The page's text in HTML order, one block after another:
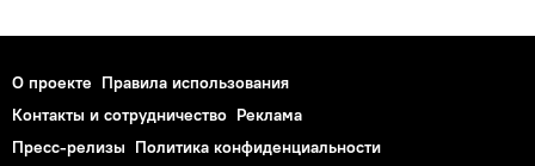
О проекте Правила использования
Контакты и сотрудничество Реклама
Пресс-релизы Политика конфиденциальности